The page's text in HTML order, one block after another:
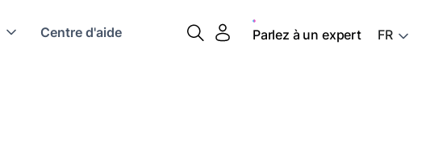
Centre d'aide Parlez à un expert